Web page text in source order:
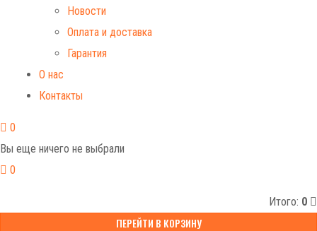
Новости
Оплата и доставка
Гарантия
О нас
Контакты
0
Вы еще ничего не выбрали
0
Итого: 0
ПЕРЕЙТИ В КОРЗИНУ